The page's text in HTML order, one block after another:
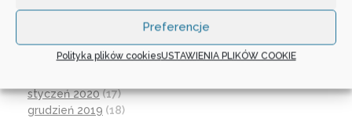
Preferencje
Polityka plików cookiesUSTAWIENIA PLIKÓW COOKIE
wrzesień 2020(23)
maj 2020(1)
kwiecień 2020(1)
styczeń 2020(17)
grudzień 2019 (18)